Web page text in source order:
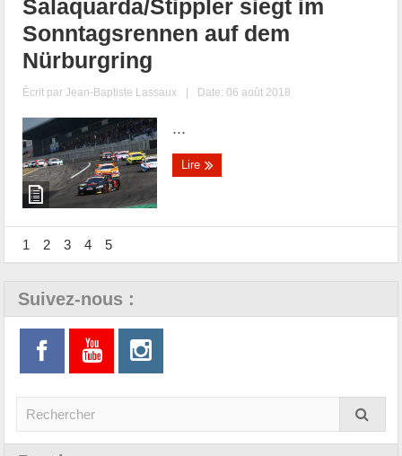
Salaquarda/Stippler siegt im
Sonntagsrennen auf dem
Nürburgring
Écrit parJean-Baptiste Lassaux | Date: 06 août 2018
...
Lire
1 2 3 4 5
Suivez-nous :